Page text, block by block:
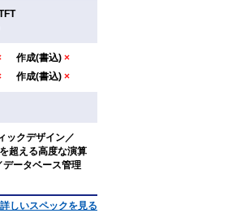
作成(書込) ×
作成(書込) ×
ックデザイン／
超える高度な演算
データベース管理
詳しいスペックを見る